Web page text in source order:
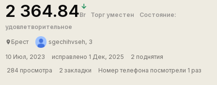
2 364.84Br Торг уместен
Состояние:
удовлетворительное
place Брест sgechihvseh, 3
10 Июл, 2023 исправлено 1 Дек, 2025
2 поднятия
284 просмотра
2 закладки Номер телефона посмотрели 1 раз